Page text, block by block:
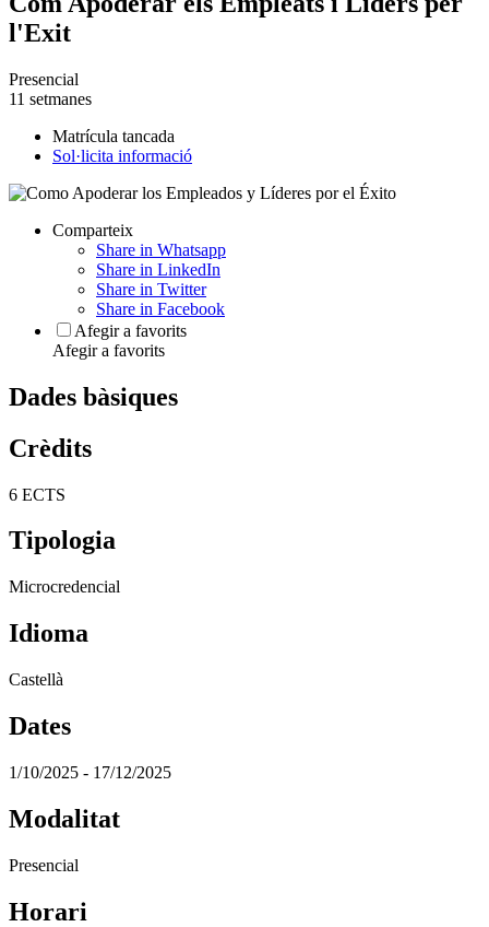
l'Exit
Presencial
11 setmanes
Matrícula tancada
Sol·licita informació
Comparteix
Share in Whatsapp
Share in LinkedIn
Share in Twitter
Share in Facebook
Afegir a favorits
Afegir a favorits
Dades bàsiques
Crèdits
6 ECTS
Tipologia
Microcredencial
Idioma
Castellà
Dates
1/10/2025 - 17/12/2025
Modalitat
Presencial
Horari